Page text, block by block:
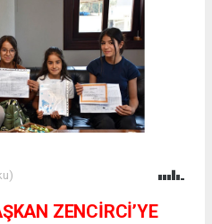
ZENCİRCİ’YE